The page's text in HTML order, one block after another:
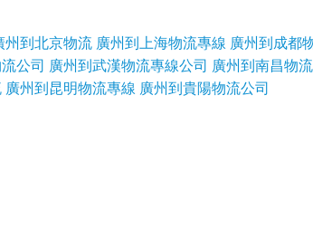
州到北京物流 廣州到上海物流專線 廣州到成都
公司 廣州到武漢物流專線公司 廣州到南昌物
廣州到昆明物流專線 廣州到貴陽物流公司